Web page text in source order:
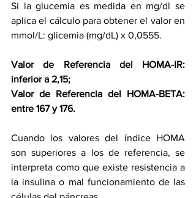
Si la glucemia es medida en mg/dl se
aplica el cálculo para obtener el valor en
mmol/L: glicemia (mg/dL) x 0,0555.
Valor de Referencia del HOMA-IR:
inferior a 2,15;
Valor de Referencia del HOMA-BETA:
entre 167 y 176.
Cuando los valores del índice HOMA
son superiores a los de referencia, se
interpreta como que existe resistencia a
la insulina o mal funcionamiento de las